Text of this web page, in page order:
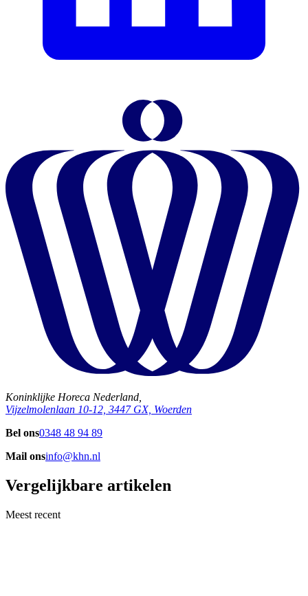
Koninklijke Horeca Nederland,
Vijzelmolenlaan 10-12, 3447 GX, Woerden
Bel ons0348 48 94 89
Mail onsinfo@khn.nl
Vergelijkbare artikelen
Meest recent